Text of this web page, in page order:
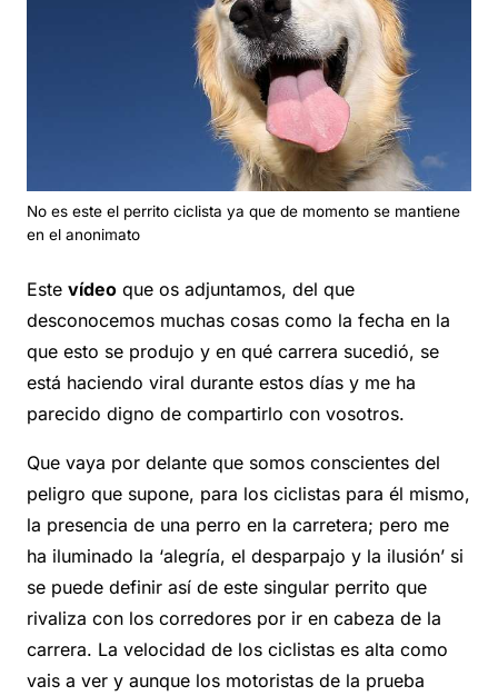
No es este el perrito ciclista ya que de momento se mantiene
en el anonimato
Este vídeo que os adjuntamos, del que
desconocemos muchas cosas como la fecha en la
que esto se produjo y en qué carrera sucedió, se
está haciendo viral durante estos días y me ha
parecido digno de compartirlo con vosotros.
Que vaya por delante que somos conscientes del
peligro que supone, para los ciclistas para él mismo,
la presencia de una perro en la carretera; pero me
ha iluminado la ‘alegría, el desparpajo y la ilusión’ si
se puede definir así de este singular perrito que
rivaliza con los corredores por ir en cabeza de la
carrera. La velocidad de los ciclistas es alta como
vais a ver y aunque los motoristas de la prueba